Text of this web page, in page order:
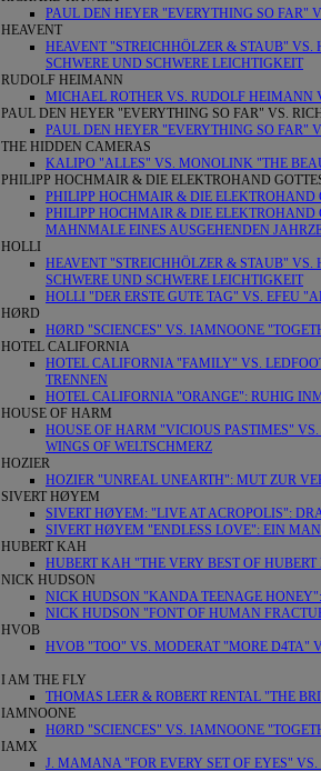
PAUL DEN HEYER "EVERYTHING SO FAR"
HEAVENT
HEAVENT "STREICHHÖLZER & STAUB"
SCHWERE UND SCHWERE LEICHTIGKEIT
RUDOLF HEIMANN
MICHAEL ROTHER VS. RUDOLF HEIMANN
PAUL DEN HEYER "EVERYTHING SO FAR" VS.
PAUL DEN HEYER "EVERYTHING SO FAR"
THE HIDDEN CAMERAS
KALIPO "ALLES" VS. MONOLINK "THE
PHILIPP HOCHMAIR & DIE ELEKTROHAND
PHILIPP HOCHMAIR & DIE
PHILIPP HOCHMAIR & DIE ELEKTROHAND
MAHNMALE EINES AUSGEHENDEN
HOLLI
HEAVENT "STREICHHÖLZER & STAUB"
SCHWERE UND SCHWERE LEICHTIGKEIT
HOLLI "DER ERSTE GUTE TAG" VS. EFEU
HØRD
HØRD "SCIENCES" VS. IAMNOONE
HOTEL CALIFORNIA
HOTEL CALIFORNIA "FAMILY" VS.
TRENNEN
HOTEL CALIFORNIA "ORANGE": RUHIG
HOUSE OF HARM
HOUSE OF HARM "VICIOUS PASTIMES"
WINGS OF WELTSCHMERZ
HOZIER
HOZIER "UNREAL UNEARTH": MUT ZUR
SIVERT HØYEM
SIVERT HØYEM: "LIVE AT ACROPOLIS":
SIVERT HØYEM "ENDLESS LOVE": EIN
HUBERT KAH
HUBERT KAH "THE VERY BEST OF
NICK HUDSON
NICK HUDSON "KANDA TEENAGE
NICK HUDSON "FONT OF HUMAN
HVOB
HVOB "TOO" VS. MODERAT "MORE D4TA"
I AM THE FLY
THOMAS LEER & ROBERT RENTAL "THE
IAMNOONE
HØRD "SCIENCES" VS. IAMNOONE
IAMX
J. MAMANA "FOR EVERY SET OF EYES"